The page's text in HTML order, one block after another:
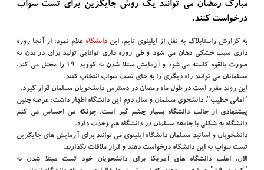
مبارک رمضان می توانند یک روش جایگزین برای تست سواب
درخواست کنند.
به گزارش راستابلاگ به نقل از ایلینوی تایم،ایندانشگاه‌ علام نمود: از آنجا روزه
داری سبب خشکی دهان می شود و طی روزه داری توانایی تولید بزاق در بدن به
صورت بالقوه کاسته می شود و آزمایش مبتلا شدن به کووید-۱۹ را مختل می کند،
مسلمانان می توانند راه دیگری را به جای تست سواب انتخاب کنند.
این روند مقرر است در طول ماه رمضان در دسترس دانشجویان مسلمان قرار گیرد.
"امانی خطیب"، دانشجوی مسلمان و سال دوم این دانشگاه اظهار داشت: عرضه چنین
پیشنهادی از جانب دانشگاه بسیار چشم گیر است. چونکه من احساس می کنم
دانشگاه به شکلی با جامعه مسلمان در دانشگاه هم وحدت دارد.
دانشجویان و اساتید مسلمان دانشگاه ایلینوی می توانند برای آزمایش های جایگزین
تست سواب به این دانشگاه درخواست دهند و قرار ملاقات بگذارند.
الان، اغلب دانشگاه های آمریکا برای دانشجویان خود تست مبتلا شدن به